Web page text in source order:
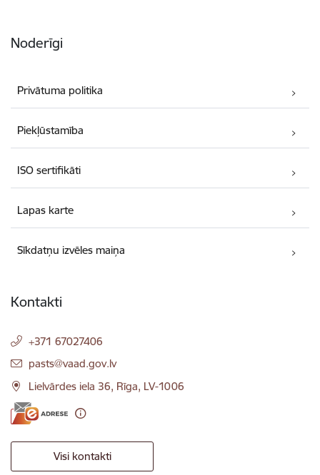
Noderīgi
Privātuma politika
Piekļūstamība
ISO sertifikāti
Lapas karte
Sīkdatņu izvēles maiņa
Kontakti
+371 67027406
E-pasts:
pasts@vaad.gov.lv
Lielvārdes iela 36, Rīga, LV-1006
Visi kontakti